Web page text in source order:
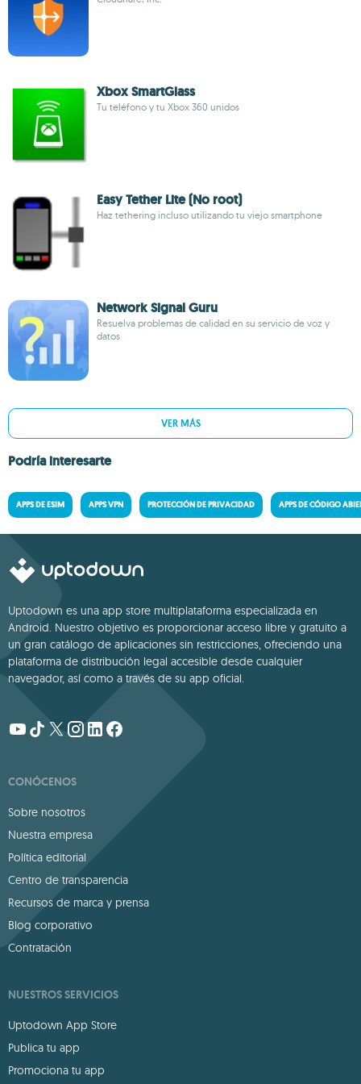
Xbox SmartGlass
Tu teléfono y tu Xbox 360 unidos
Easy Tether Lite (No root)
Haz tethering incluso utilizando tu viejo smartphone
Network Signal Guru
Resuelva problemas de calidad en su servicio de voz y
datos
VER MÁS
Podría interesarte
APPS DE ESIM APPS VPN PROTECCIÓN DE PRIVACIDAD APPS DE CÓDIGO
Uptodown es una app store multiplataforma especializada en
Android. Nuestro objetivo es proporcionar acceso libre y gratuito a
un gran catálogo de aplicaciones sin restricciones, ofreciendo una
plataforma de distribución legal accesible desde cualquier
navegador, así como a través de su app oficial.
CONÓCENOS
Sobre nosotros
Nuestra empresa
Política editorial
Centro de transparencia
Recursos de marca y prensa
Blog corporativo
Contratación
NUESTROS SERVICIOS
Uptodown App Store
Publica tu app
Promociona tu app